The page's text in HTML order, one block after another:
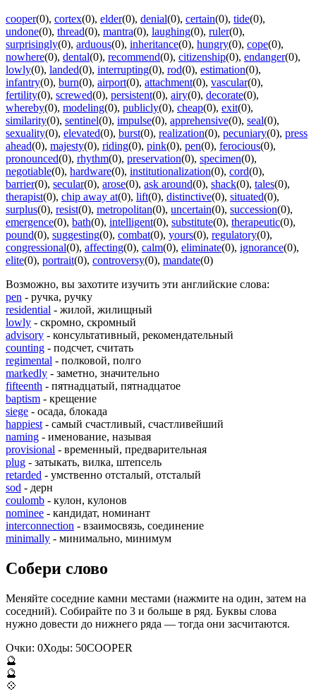
cooper(0), cortex(0), elder(0), denial(0), certain(0), tide(0),
undone(0), thread(0), mantra(0), laughing(0), ruler(0),
surprisingly(0), arduous(0), inheritance(0), hungry(0), cope(0),
nowhere(0), dental(0), recommend(0), citizenship(0), endanger(0),
lowly(0), landed(0), interrupting(0), rod(0), estimation(0),
infantry(0), burn(0), airport(0), attachment(0), vascular(0),
fertility(0), screwed(0), persistent(0), airy(0), decorate(0),
whereby(0), modeling(0), publicly(0), cheap(0), exit(0),
similarity(0), sentinel(0), impulse(0), apprehensive(0), seal(0),
sexuality(0), elevated(0), burst(0), realization(0), pecuniary(0), press
ahead(0), majesty(0), riding(0), pink(0), pen(0), ferocious(0),
pronounced(0), rhythm(0), preservation(0), specimen(0),
negotiable(0), hardware(0), institutionalization(0), cord(0),
barrier(0), secular(0), arose(0), ask around(0), shack(0), tales(0),
therapist(0), chip away at(0), lift(0), distinctive(0), situated(0),
surplus(0), resist(0), metropolitan(0), uncertain(0), succession(0),
emergence(0), bath(0), intelligent(0), substitute(0), therapeutic(0),
pound(0), suggesting(0), combat(0), yours(0), regulatory(0),
congressional(0), affecting(0), calm(0), eliminate(0), ignorance(0),
elite(0), portrait(0), controversy(0), mandate(0)
Возможно, вы захотите изучить эти английские слова:
pen - ручка, ручку
residential - жилой, жилищный
lowly - скромно, скромный
advisory - консультативный, рекомендательный
counting - подсчет, считать
regimental - полковой, полго
markedly - заметно, значительно
fifteenth - пятнадцатый, пятнадцатое
baptism - крещение
siege - осада, блокада
happiest - самый счастливый, счастливейший
naming - именование, называя
provisional - временный, предварительная
plug - затыкать, вилка, штепсель
retarded - умственно отсталый, отсталый
sod - дерн
coulomb - кулон, кулонов
nominee - кандидат, номинант
interconnection - взаимосвязь, соединение
minimally - минимально, минимум
Собери слово
Меняйте соседние камни местами (нажмите на один, затем на
соседний). Собирайте по 3 и больше в ряд. Буквы слова
нужно довести до нижнего ряда — тогда они засчитаются.
Очки: 0Ходы: 50COOPER
🔮
🔮
💠